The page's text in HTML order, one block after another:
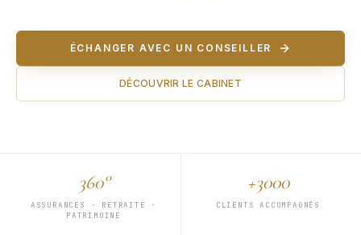
ÉCHANGER AVEC UN CONSEILLER
DÉCOUVRIR LE CABINET
360°
ASSURANCES · RETRAITE ·
PATRIMOINE
+3000
CLIENTS ACCOMPAGNÉS